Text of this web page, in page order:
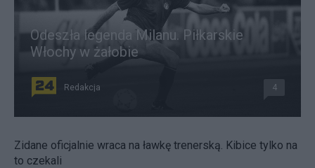
Odeszła legenda Milanu. Piłkarskie
Włochy w żałobie
Redakcja 4
Zidane oficjalnie wraca na ławkę trenerską. Kibice tylko na
to czekali